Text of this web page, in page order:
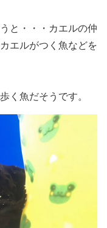
と・・・ カエルの仲
エルがつく魚などを
く魚だそうです。